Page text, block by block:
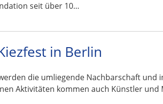
seit über 10…
in Berlin
die umliegende Nachbarschaft
Aktivitäten kommen auch Künstler und